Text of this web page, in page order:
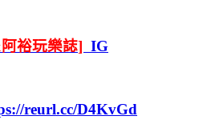
阿裕玩樂誌] IG
reurl.cc/D4KvGd